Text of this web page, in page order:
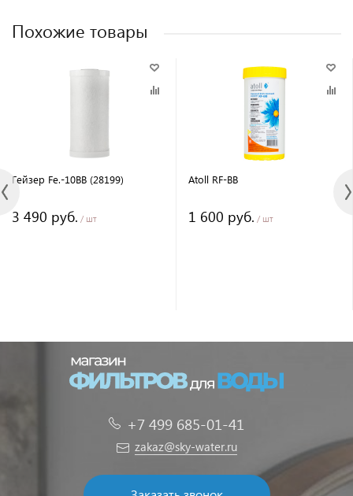
Похожие товары
Гейзер Fe.-10BB (28199)
3 490 руб. / шт
Atoll RF-BB
1 600 руб. / шт
+7 499 685-01-41
zakaz@sky-water.ru